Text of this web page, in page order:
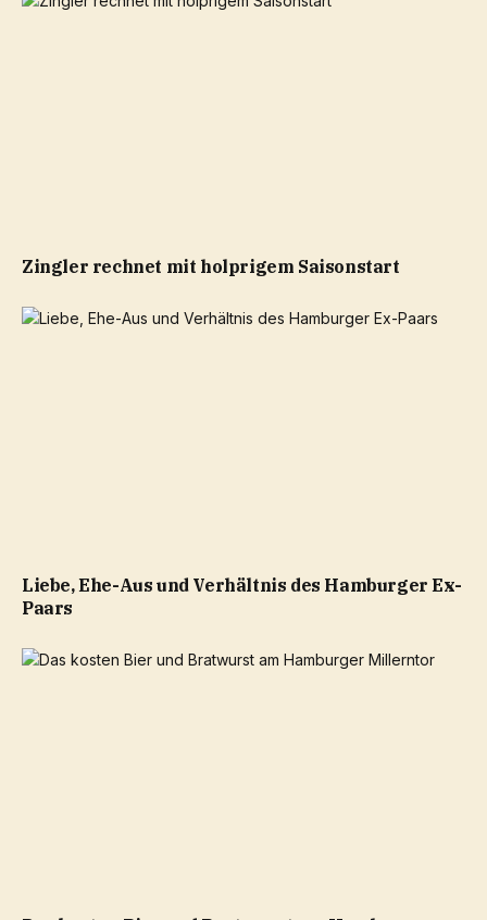
Zingler rechnet mit holprigem Saisonstart
Liebe, Ehe-Aus und Verhältnis des Hamburger Ex-
Paars